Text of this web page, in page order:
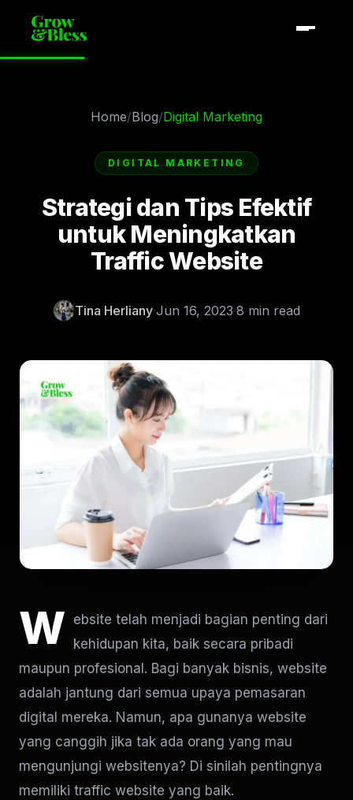
Home/Blog/Digital Marketing
DIGITAL MARKETING
Strategi dan Tips Efektif
untuk Meningkatkan
Traffic Website
Tina Herliany Jun 16, 2023 8 min read
W ebsite telah menjadi bagian penting dari
kehidupan kita, baik secara pribadi
maupun profesional. Bagi banyak bisnis, website
adalah jantung dari semua upaya pemasaran
digital mereka. Namun, apa gunanya website
yang canggih jika tak ada orang yang mau
mengunjungi websitenya? Di sinilah pentingnya
memiliki traffic website yang baik.